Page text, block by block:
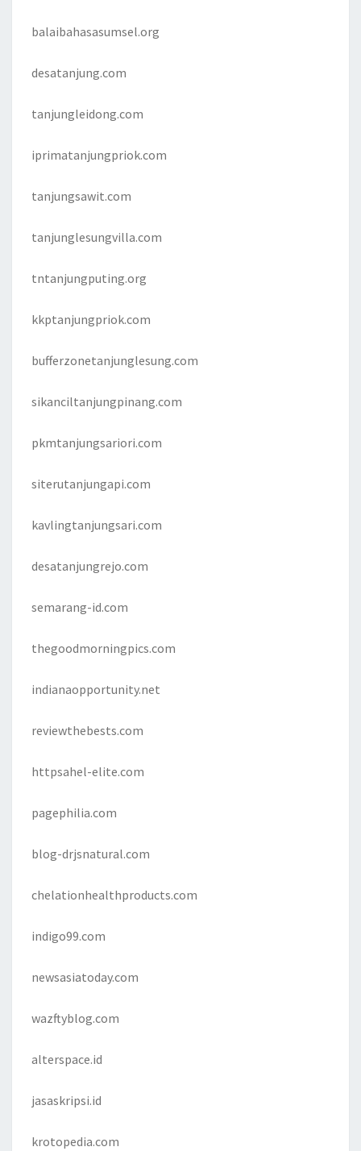
balaibahasasumsel.org
desatanjung.com
tanjungleidong.com
iprimatanjungpriok.com
tanjungsawit.com
tanjunglesungvilla.com
tntanjungputing.org
kkptanjungpriok.com
bufferzonetanjunglesung.com
sikanciltanjungpinang.com
pkmtanjungsariori.com
siterutanjungapi.com
kavlingtanjungsari.com
desatanjungrejo.com
semarang-id.com
thegoodmorningpics.com
indianaopportunity.net
reviewthebests.com
httpsahel-elite.com
pagephilia.com
blog-drjsnatural.com
chelationhealthproducts.com
indigo99.com
newsasiatoday.com
wazftyblog.com
alterspace.id
jasaskripsi.id
krotopedia.com